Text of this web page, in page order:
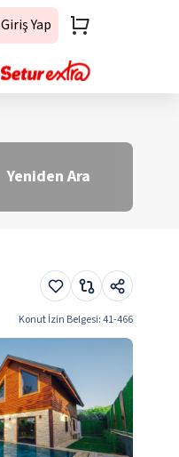
Giriş Yap
Yeniden Ara
Konut İzin Belgesi:41-466